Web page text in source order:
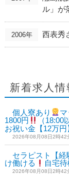
ル」が
2006年 西表秀
新着求人情
個人寮あり
1800円
（
お祝い金【12万円
2026年08月08日2時42
セラピスト【
け働ける
自宅
2026年08月08日2時42